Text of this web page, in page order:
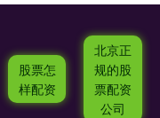
股票怎
样配资
北京正
规的股
票配资
公司